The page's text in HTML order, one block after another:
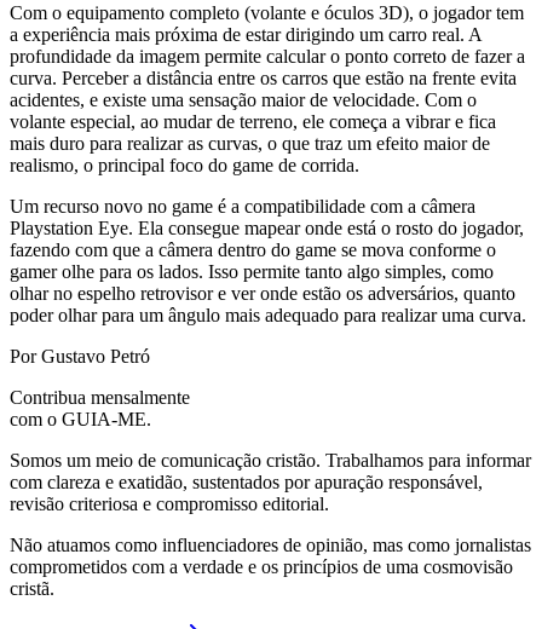
Com o equipamento completo (volante e óculos 3D), o jogador tem
a experiência mais próxima de estar dirigindo um carro real. A
profundidade da imagem permite calcular o ponto correto de fazer a
curva. Perceber a distância entre os carros que estão na frente evita
acidentes, e existe uma sensação maior de velocidade. Com o
volante especial, ao mudar de terreno, ele começa a vibrar e fica
mais duro para realizar as curvas, o que traz um efeito maior de
realismo, o principal foco do game de corrida.
Um recurso novo no game é a compatibilidade com a câmera
Playstation Eye. Ela consegue mapear onde está o rosto do jogador,
fazendo com que a câmera dentro do game se mova conforme o
gamer olhe para os lados. Isso permite tanto algo simples, como
olhar no espelho retrovisor e ver onde estão os adversários, quanto
poder olhar para um ângulo mais adequado para realizar uma curva.
Por Gustavo Petró
Contribua mensalmente
com o GUIA-ME.
Somos um meio de comunicação cristão. Trabalhamos para informar
com clareza e exatidão, sustentados por apuração responsável,
revisão criteriosa e compromisso editorial.
Não atuamos como influenciadores de opinião, mas como jornalistas
comprometidos com a verdade e os princípios de uma cosmovisão
cristã.